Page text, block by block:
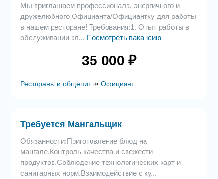
Мы приглашаем профессионала, энергичного и
дружелюбного Официанта/Официантку для работы
в нашем ресторане! Требования:1. Опыт работы в
обслуживании кл... Посмотреть вакансию
35 000 ₽
Рестораны и общепит↠Официант
Требуется Мангальщик
Обязанности:Приготовление блюд на
мангале.Контроль качества и свежести
продуктов.Соблюдение технологических карт и
санитарных норм.Взаимодействие с ку...